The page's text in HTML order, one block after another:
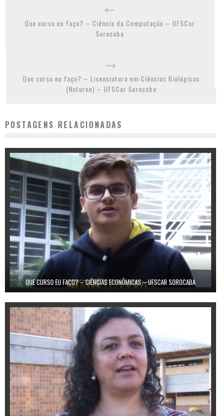
Que curso eu faço? – Ciência da Computação – UFSCar
Sorocaba
Que curso eu faço? – Licenciatura em Ciências Biológicas
(Noturno) – UFSCar Sorocaba
POSTAGENS RELACIONADAS
QUE CURSO EU FAÇO? – CIÊNCIAS ECONÔMICAS – UFSCAR SOROCABA